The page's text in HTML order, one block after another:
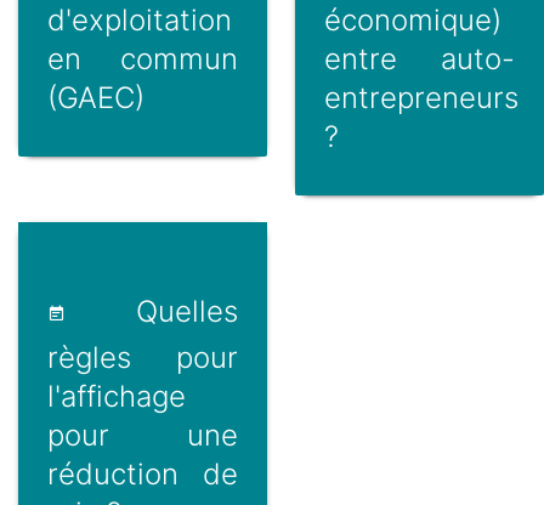
d'exploitation
en commun
(GAEC)
économique)
entre auto-
entrepreneurs
?
Quelles
règles pour
l'affichage
pour une
réduction de